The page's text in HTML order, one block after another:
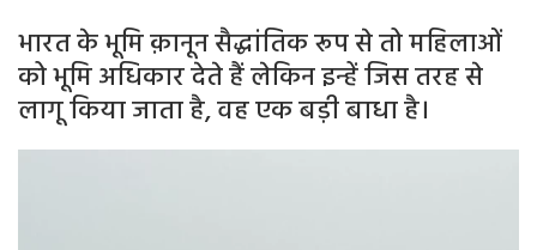
भारत के भूमि क़ानून सैद्धांतिक रूप से तो महिलाओं
को भूमि अधिकार देते हैं लेकिन इन्हें जिस तरह से
लागू किया जाता है, वह एक बड़ी बाधा है।